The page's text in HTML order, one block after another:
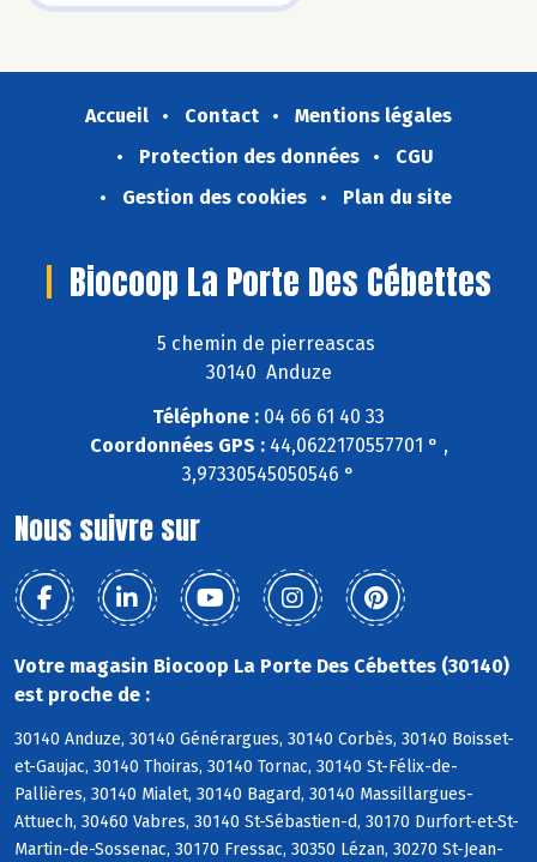
Accueil Contact
Mentions légales
Protection des données
CGU
Gestion des cookies
Plan du site
Biocoop La Porte Des Cébettes
5 chemin de pierreascas
30140 Anduze
Téléphone : 04 66 61 40 33
Coordonnées GPS :44,0622170557701 ° ,
3,97330545050546 °
Nous suivre sur
Votre magasin Biocoop La Porte Des Cébettes (30140)
est proche de :
30140 Anduze, 30140 Générargues, 30140 Corbès, 30140 Boisset-
et-Gaujac, 30140 Thoiras, 30140 Tornac, 30140 St-Félix-de-
Pallières, 30140 Mialet, 30140 Bagard, 30140 Massillargues-
Attuech, 30460 Vabres, 30140 St-Sébastien-d, 30170 Durfort-et-St-
Martin-de-Sossenac, 30170 Fressac, 30350 Lézan, 30270 St-Jean-